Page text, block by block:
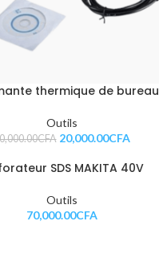
thermique de bureau
Outils
CFA 20,000.00CFA
SDS MAKITA 40V
Outils
70,000.00CFA